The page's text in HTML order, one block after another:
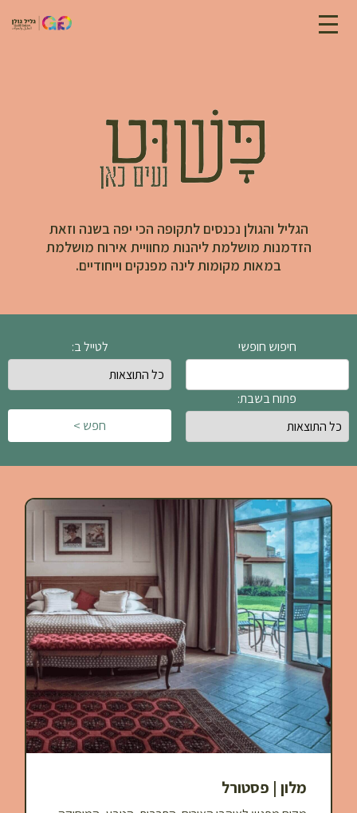
הגליל והגולן נכנסים לתקופה הכי יפה בשנה וזאת
הזדמנות מושלמת ליהנות מחוויית אירוח מושלמת
במאות מקומות לינה מפנקים וייחודיים.
חיפוש חופשי לטייל ב:
פתוח בשבת:
חפש >
מלון | פסטורל